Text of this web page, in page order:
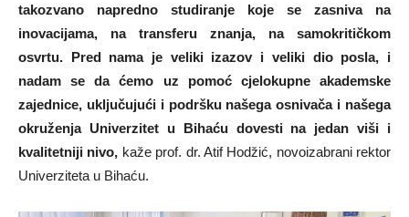
takozvano napredno studiranje koje se zasniva na
inovacijama, na transferu znanja, na samokritičkom
osvrtu. Pred nama je veliki izazov i veliki dio posla, i
nadam se da ćemo uz pomoć cjelokupne akademske
zajednice, uključujući i podršku našega osnivača i našega
okruženja Univerzitet u Bihaću dovesti na jedan viši i
kvalitetniji nivo, kaže prof. dr. Atif Hodžić, novoizabrani rektor
Univerziteta u Bihaću.